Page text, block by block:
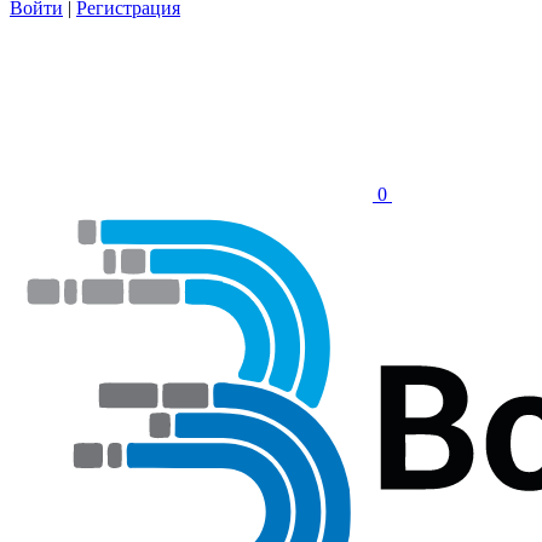
Войти | Регистрация
0